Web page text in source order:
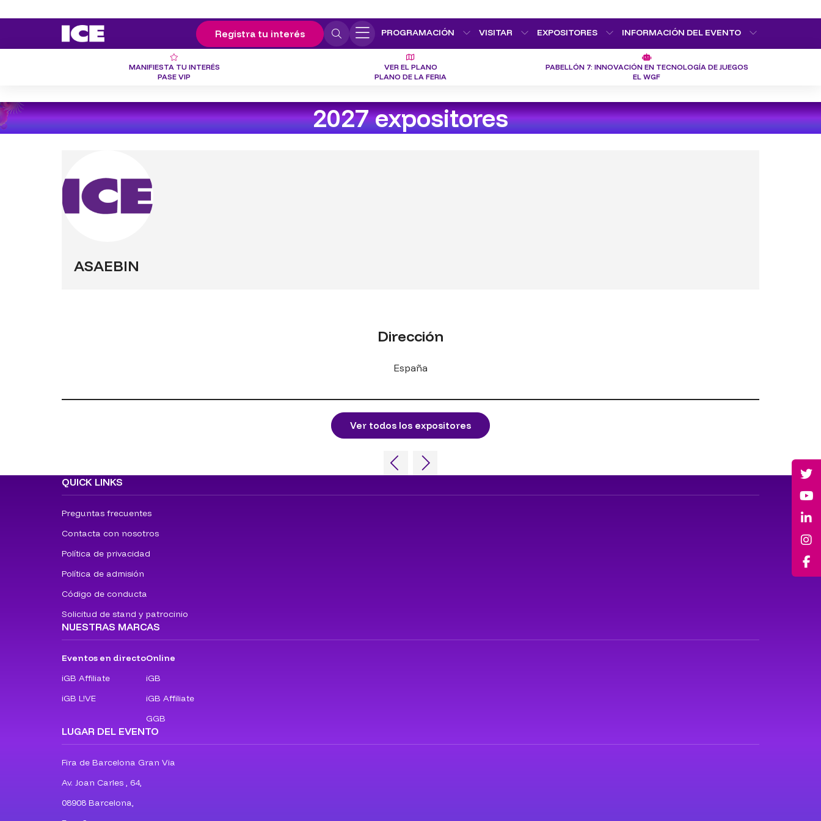
Registra tu interés PROGRAMACIÓN VISITAR EXPOSITORES INFORMACIÓN DEL EVENTO
MANIFIESTA TU INTERÉS
PASE VIP
VER EL PLANO
PLANO DE LA FERIA
PABELLÓN 7: INNOVACIÓN EN TECNOLOGÍA DE JUEGOS
EL WGF
2027 expositores
ASAEBIN
Dirección
España
Ver todos los expositores
QUICK LINKS
Preguntas frecuentes
Contacta con nosotros
Política de privacidad
Política de admisión
Código de conducta
Solicitud de stand y patrocinio
NUESTRAS MARCAS
Eventos en directo
iGB Affiliate
iGB L!VE
Online
iGB
iGB Affiliate
GGB
LUGAR DEL EVENTO
Fira de Barcelona Gran Via
Av. Joan Carles , 64,
08908 Barcelona,